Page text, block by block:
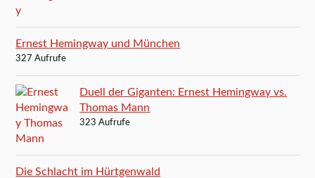
Ernest Hemingway und München
327 Aufrufe
Duell der Giganten: Ernest Hemingway vs.
Thomas Mann
323 Aufrufe
Die Schlacht im Hürtgenwald